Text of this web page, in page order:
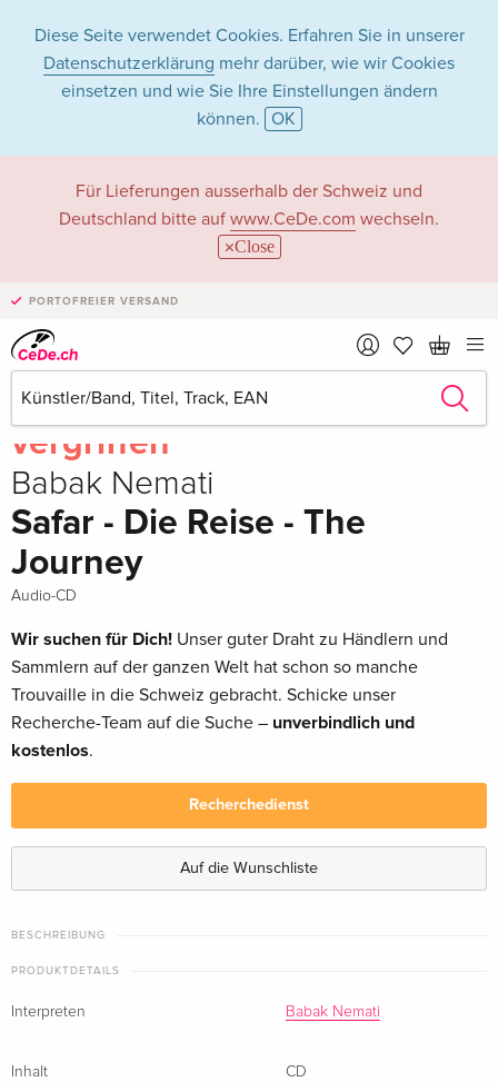
Diese Seite verwendet Cookies. Erfahren Sie in unserer
Datenschutzerklärung mehr darüber, wie wir Cookies
einsetzen und wie Sie Ihre Einstellungen ändern
können. OK
Für Lieferungen ausserhalb der Schweiz und
Deutschland bitte auf www.CeDe.com wechseln.
Close
PORTOFREIER VERSAND
Teilen
vergriffen
Babak Nemati
Safar - Die Reise - The
Journey
Audio-CD
Wir suchen für Dich! Unser guter Draht zu Händlern und
Sammlern auf der ganzen Welt hat schon so manche
Trouvaille in die Schweiz gebracht. Schicke unser
Recherche-Team auf die Suche – unverbindlich und
kostenlos.
Recherchedienst
Auf die Wunschliste
BESCHREIBUNG
PRODUKTDETAILS
Interpreten Babak Nemati
Inhalt
CD